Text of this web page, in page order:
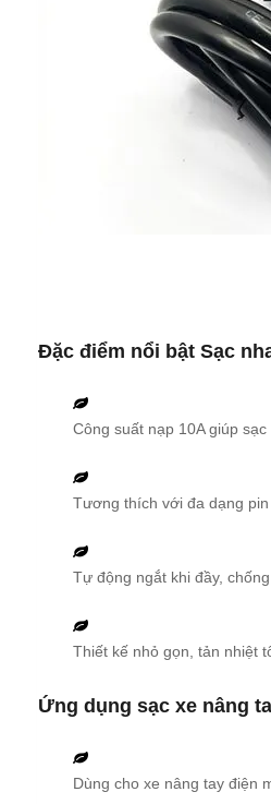
Đặc điểm nổi bật Sạc
Công suất nạp 10A giúp
Tương thích với đa dạng pin
Tự động ngắt khi đầy,
Thiết kế nhỏ gọn, tản nhiệt
Ứng dụng sạc xe nâng
Dùng cho xe nâng tay điện